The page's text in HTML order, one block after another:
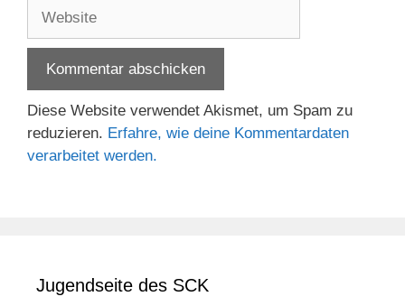
Diese Website verwendet Akismet, um Spam zu
reduzieren. Erfahre, wie deine Kommentardaten
verarbeitet werden.
Jugendseite des SCK